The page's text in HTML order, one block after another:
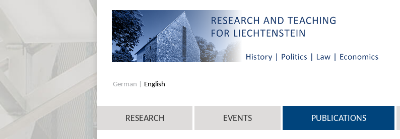
German English
RESEARCH EVENTS PUBLICATIONS